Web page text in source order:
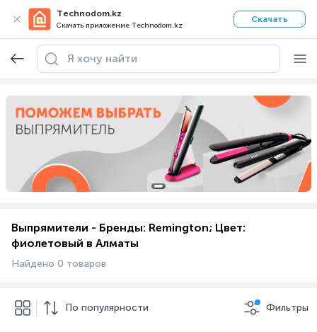
Technodom.kz
Скачать приложение Technodom.kz
Скачать
Выпрямители - Бренды: Remington; Цвет:
фиолетовый в Алматы
Найдено 0 товаров
По популярности Фильтры